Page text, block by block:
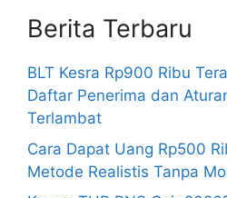
Berita Terbaru
BLT Kesra Rp900 Ribu
Daftar Penerima dan
Terlambat
Cara Dapat Uang Rp500
Metode Realistis Tanpa